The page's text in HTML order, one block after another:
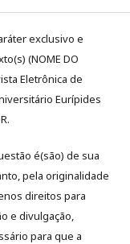
exclusivo e
(NOME DO
Eletrônica de
Eurípides
é(são) de sua
pela originalidade
direitos para
e divulgação,
para que a